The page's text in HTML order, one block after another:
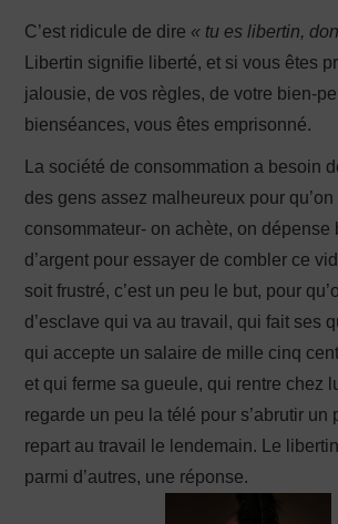
C’est ridicule de dire « tu es libertin,
Libertin signifie liberté, et si vous êtes
jalousie, de vos règles, de votre bien-
bienséances, vous êtes emprisonné.
La société de consommation a besoin
des gens assez malheureux pour qu’on
consommateur- on achète, on dépense
d’argent pour essayer de combler ce
soit frustré, c’est un peu le but, pour
d’esclave qui va au travail, qui fait ses
qui accepte un salaire de mille cinq
et qui ferme sa gueule, qui rentre chez
regarde un peu la télé pour s’abrutir un
repart au travail le lendemain. Le
parmi d’autres, une réponse.